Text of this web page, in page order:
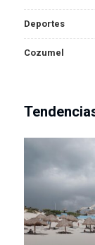
Deportes
Cozumel